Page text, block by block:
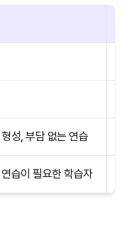
성, 부담 없는 연습
습이 필요한 학습자